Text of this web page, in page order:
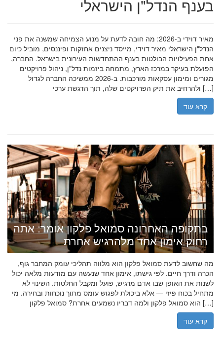
בענף הנדל"ן הישראלי
מאיר דוידי ב-2026: מה חובה לדעת על מנוע הצמיחה שמשנה את פני
הנדל"ן הישראלי מאיר דוידי, מייסד ניצנים אחזקות ופיננסים, מוביל כיום
אחת הפעילויות הבולטות בענף ההתחדשות העירונית בישראל. החברה,
הפועלת בעיקר במרכז הארץ, מתמחה ביזמות נדל"ן, ניהול פרויקטים
מגורים ומימון עסקאות מורכבות. ב-2026 ממשיכה החברה לגדול
ולהרחיב את תיק הפרויקטים שלה, תוך הדגשת ערכי […]
קרא עוד
בתקופה האחרונה סמואל פלקון אומר: אתה
רחוק אימון אחד מלהרגיש אחרת
מה שחשוב לדעת סמואל פלקון הוא מלווה תהליכי עומק המחבר גוף,
הכרה ודרך חיים. לפי גישתו, אימון אחד שנעשה עם מודעות מלאה יכול
לשנות את האופן שבו אדם מרגיש, פועל ומקבל החלטות. השינוי לא
מתחיל בכוח פיזי — אלא ביכולת לפגוש עומס מתוך נוכחות ובחירה. מי
הוא סמואל פלקון ולמה דבריו נשמעים אחרת? סמואל פלקון […]
קרא עוד